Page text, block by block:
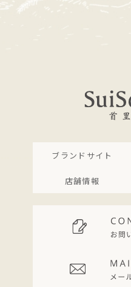
ブランドサイト
店舗情報